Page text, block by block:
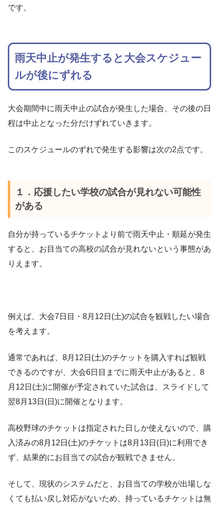
です。
雨天中止が発生すると大会スケジュー
ルが後にずれる
大会期間中に雨天中止の試合が発生した場合、その後の日
程は中止となった分だけずれていきます。
このスケジュールのずれで発生する影響は次の2点です。
１．応援したい学校の試合が見れない可能性
がある
自分が持っているチケットより前で雨天中止・順延が発生
すると、お目当ての高校の試合が見れないという事態があ
りえます。
例えば、大会7日目・8月12日(土)の試合を観戦したい場合
を考えます。
通常であれば、8月12日(土)のチケットを購入すれば観戦
できるのですが、大会6日目までに雨天中止があると、8
月12日(土)に開催が予定されていた試合は、スライドして
翌8月13日(日)に開催となります。
高校野球のチケットは指定された日しか使えないので、購
入済みの8月12日(土)のチケットは8月13日(日)に利用でき
ず、結果的にお目当ての試合が観戦できません。
そして、現状のシステムだと、お目当ての学校が出場しな
くても払い戻し対応がないため、持っているチケットは無